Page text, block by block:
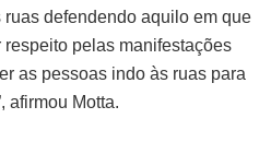
defendendo aquilo em que
pelas manifestações
as pessoas indo às ruas para
afirmou Motta.